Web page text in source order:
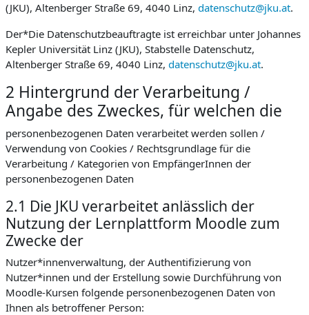
(JKU), Altenberger Straße 69, 4040 Linz, datenschutz@jku.at.
Der*Die Datenschutzbeauftragte ist erreichbar unter Johannes
Kepler Universität Linz (JKU), Stabstelle Datenschutz,
Altenberger Straße 69, 4040 Linz, datenschutz@jku.at.
2 Hintergrund der Verarbeitung /
Angabe des Zweckes, für welchen die
personenbezogenen Daten verarbeitet werden sollen /
Verwendung von Cookies / Rechtsgrundlage für die
Verarbeitung / Kategorien von EmpfängerInnen der
personenbezogenen Daten
2.1 Die JKU verarbeitet anlässlich der
Nutzung der Lernplattform Moodle zum
Zwecke der
Nutzer*innenverwaltung, der Authentifizierung von
Nutzer*innen und der Erstellung sowie Durchführung von
Moodle-Kursen folgende personenbezogenen Daten von
Ihnen als betroffener Person: